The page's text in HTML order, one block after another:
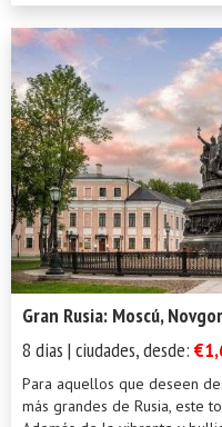
Gran Rusia: Moscú,
8 dias | ciudades, desde:
Para aquellos que deseen
más grandes de Rusia, este